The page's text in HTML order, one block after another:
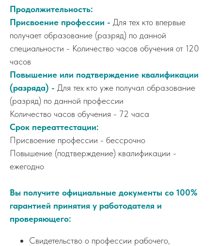
Продолжительность:
Присвоение профессии - Для тех кто впервые
получает образование (разряд) по данной
специальности - Количество часов обучения от 120
часов
Повышение или подтверждение квалификации
(разряда) - Для тех кто уже получал образование
(разряд) по данной профессии
Количество часов обучения - 72 часа
Срок переаттестации:
Присвоение профессии - бессрочно
Повышение (подтверждение) квалификации -
ежегодно
Вы получите официальные документы со 100%
гарантией принятия у работодателя и
проверяющего:
Свидетельство о профессии рабочего,